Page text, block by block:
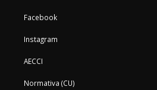
Facebook
Instagram
AECCI
Normativa (CU)